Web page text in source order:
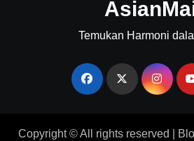
Temukan Harmoni
Copyright © All rights reserved